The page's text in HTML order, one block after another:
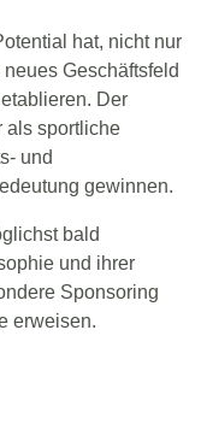
hat, nicht nur
Geschäftsfeld
Der
als sportliche
und
gewinnen.
bald
und ihrer
Sponsoring
erweisen.